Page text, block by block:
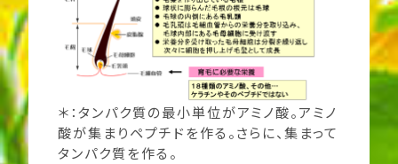
＊：タンパク質の最小単位がアミノ酸。アミノ
酸が集まりペプチドを作る。さらに、集まって
タンパク質を作る。